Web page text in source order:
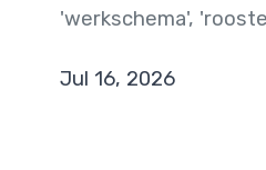
'werkschema',
Jul 16, 2026